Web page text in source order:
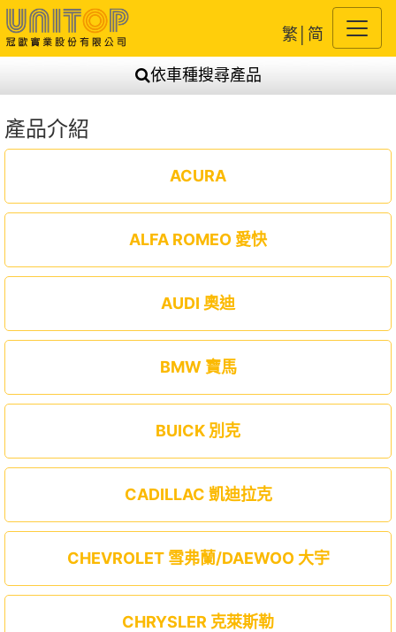
繁 简
依車種搜尋產品
產品介紹
ACURA
ALFA ROMEO 愛快
AUDI 奧迪
BMW 寶馬
BUICK 別克
CADILLAC 凱迪拉克
CHEVROLET 雪弗蘭/DAEWOO 大宇
CHRYSLER 克萊斯勒